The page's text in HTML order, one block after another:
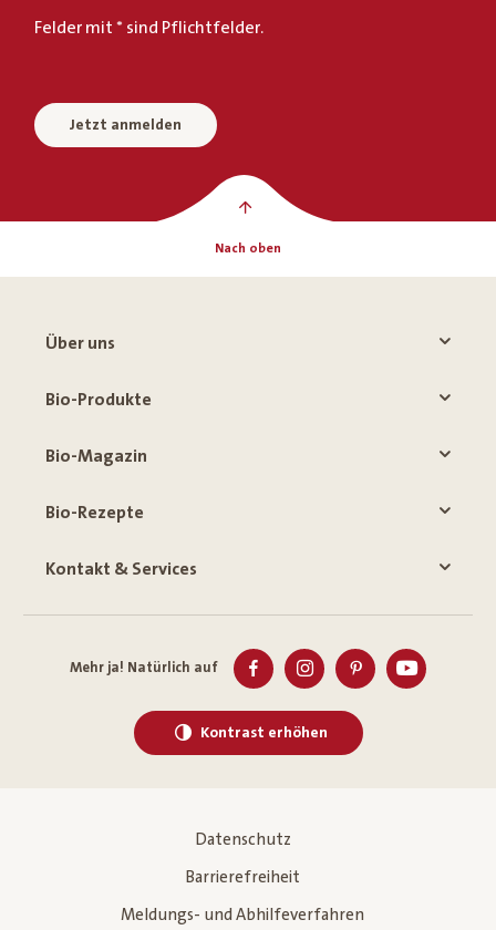
Felder mit * sind Pflichtfelder.
Jetzt anmelden
Nach oben
Über uns
Bio-Produkte
Bio-Magazin
Bio-Rezepte
Kontakt & Services
Mehr ja! Natürlich auf
Kontrast erhöhen
Datenschutz
Barrierefreiheit
Meldungs- und Abhilfeverfahren